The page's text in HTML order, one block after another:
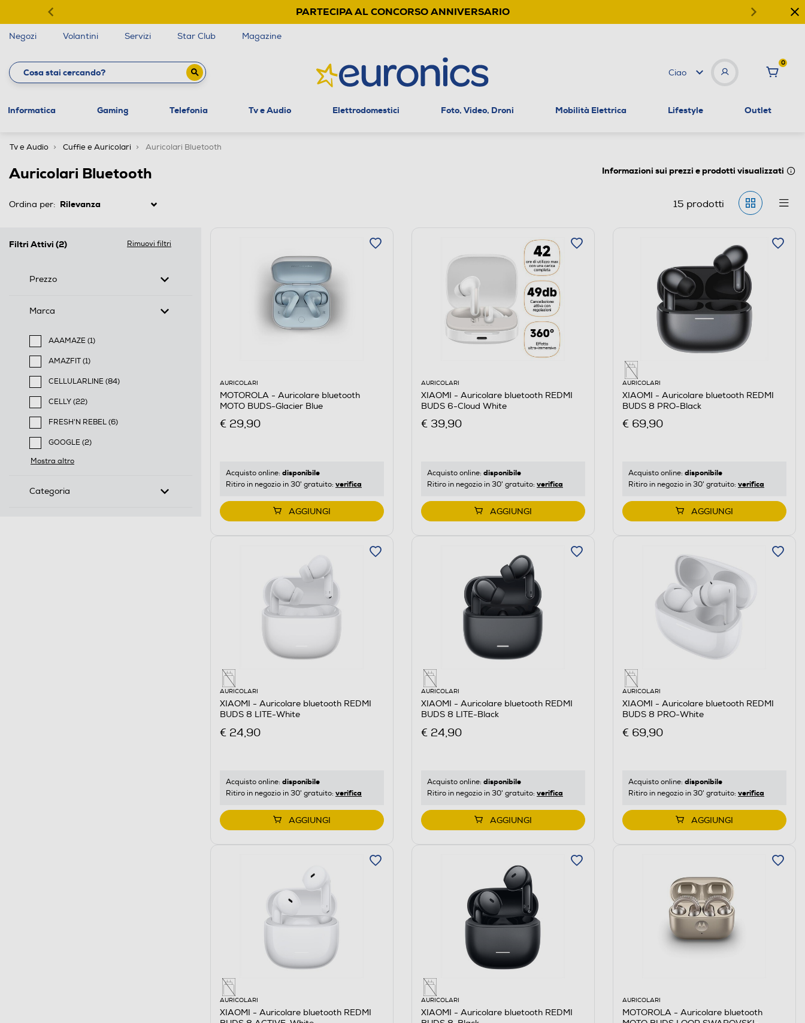
PARTECIPA AL CONCORSO ANNIVERSARIO
Negozi Volantini Servizi Star Club Magazine
Ciao
0
Informatica Gaming Telefonia Tv e Audio Elettrodomestici Foto, Video, Droni Mobilità Elettrica Lifestyle Outlet
Tv e Audio Cuffie e Auricolari Auricolari Bluetooth
Auricolari Bluetooth Informazioni sui prezzi e prodotti visualizzati
Ordina per: 15 prodotti
Filtri Attivi (2) Rimuovi filtri
Prezzo
Marca
AAAMAZE (1)
Filtra per Marca: AAAMAZE
AMAZFIT (1)
Filtra per Marca: AMAZFIT
CELLULARLINE (84)
Filtra per Marca: CELLULARLINE
CELLY (22)
Filtra per Marca: CELLY
FRESH'N REBEL (6)
Filtra per Marca: FRESH'N REBEL
GOOGLE (2)
Filtra per Marca: GOOGLE
Mostra altro
Categoria
AURICOLARI
MOTOROLA - Auricolare bluetooth
MOTO BUDS-Glacier Blue
€ 29,90
Acquisto online: disponibile
Ritiro in negozio in 30' gratuito: verifica
AGGIUNGI
AURICOLARI
XIAOMI - Auricolare bluetooth REDMI
BUDS 6-Cloud White
€ 39,90
Acquisto online: disponibile
Ritiro in negozio in 30' gratuito: verifica
AGGIUNGI
AURICOLARI
XIAOMI - Auricolare bluetooth REDMI
BUDS 8 PRO-Black
€ 69,90
Acquisto online: disponibile
Ritiro in negozio in 30' gratuito: verifica
AGGIUNGI
AURICOLARI
XIAOMI - Auricolare bluetooth REDMI
BUDS 8 LITE-White
€ 24,90
Acquisto online: disponibile
Ritiro in negozio in 30' gratuito: verifica
AGGIUNGI
AURICOLARI
XIAOMI - Auricolare bluetooth REDMI
BUDS 8 LITE-Black
€ 24,90
Acquisto online: disponibile
Ritiro in negozio in 30' gratuito: verifica
AGGIUNGI
AURICOLARI
XIAOMI - Auricolare bluetooth REDMI
BUDS 8 PRO-White
€ 69,90
Acquisto online: disponibile
Ritiro in negozio in 30' gratuito: verifica
AGGIUNGI
AURICOLARI
XIAOMI - Auricolare bluetooth REDMI
AURICOLARI
XIAOMI - Auricolare bluetooth REDMI
AURICOLARI
MOTOROLA - Auricolare bluetooth